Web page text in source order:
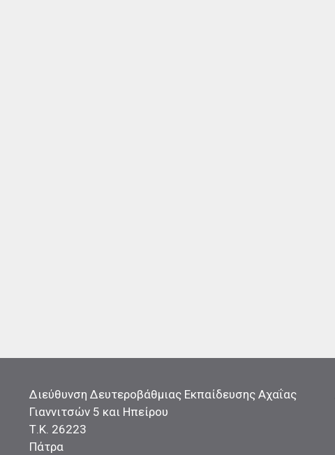
Διεύθυνση Δευτεροβάθμιας Εκπαίδευσης Αχαΐας
Γιαννιτσών 5 και Ηπείρου
Τ.Κ. 26223
Πάτρα